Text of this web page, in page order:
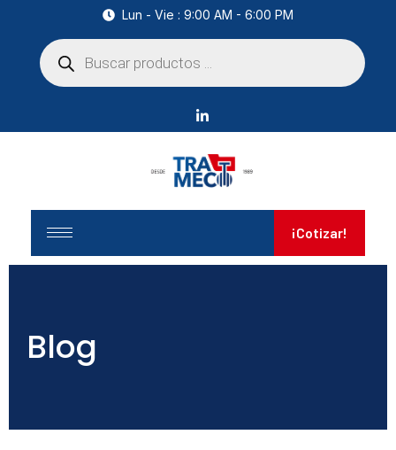
Lun - Vie : 9:00 AM - 6:00 PM
¡Cotizar!
Blog